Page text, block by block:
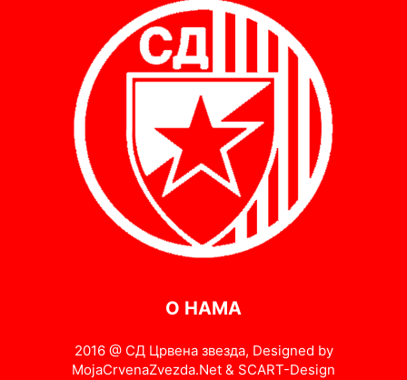
О НАМА
2016 @ СД Црвена звезда, Designed by
MojaCrvenaZvezda.Net & SCART-Design